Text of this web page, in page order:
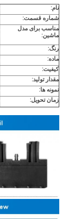
نام:
شماره قسمت:
مناسب برای مدل
ماشین:
رنگ:
ماده:
کیفیت:
مقدار تولید:
نمونه ها:
زمان تحویل: